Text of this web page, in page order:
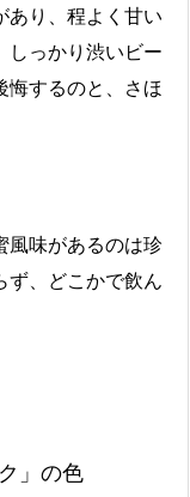
あり、程よく甘い
しっかり渋いビー
悔するのと、さほ
風味があるのは珍
ず、どこかで飲ん
」の色